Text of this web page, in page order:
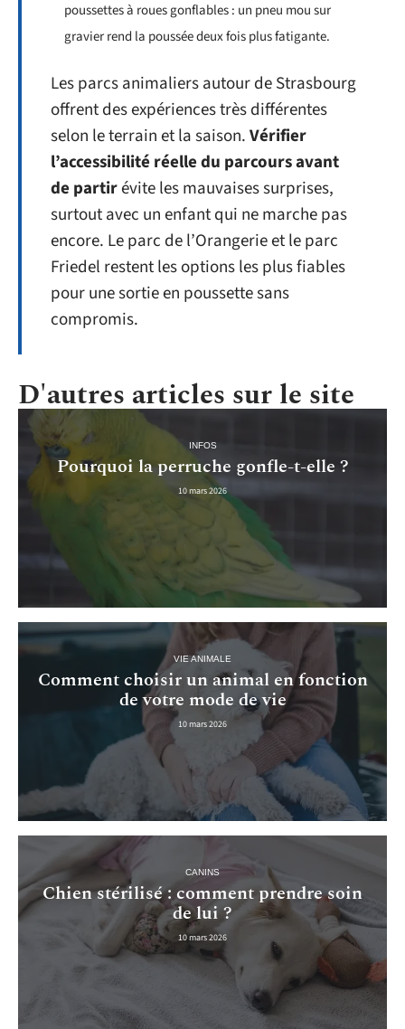
poussettes à roues gonflables : un pneu mou sur
gravier rend la poussée deux fois plus fatigante.
Les parcs animaliers autour de Strasbourg
offrent des expériences très différentes
selon le terrain et la saison.Vérifier
l’accessibilité réelle du parcours avant
de partirévite les mauvaises surprises,
surtout avec un enfant qui ne marche pas
encore. Le parc de l’Orangerie et le parc
Friedel restent les options les plus fiables
pour une sortie en poussette sans
compromis.
D'autres articles sur le site
INFOS
Pourquoi la perruche gonfle-t-elle ?
10 mars 2026
VIE ANIMALE
Comment choisir un animal en fonction
de votre mode de vie
10 mars 2026
CANINS
Chien stérilisé : comment prendre soin
de lui ?
10 mars 2026